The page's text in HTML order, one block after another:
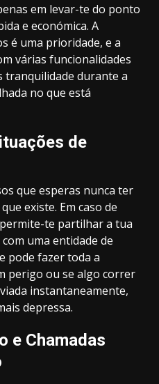
em levar-te do ponto
e económica. A
é uma prioridade, e a
várias funcionalidades
tranquilidade durante a
no que está
de
que esperas nunca ter
existe. Em caso de
te partilhar a tua
uma entidade de
pode fazer toda a
perigo ou se algo correr
instantaneamente,
depressa.
e Chamadas